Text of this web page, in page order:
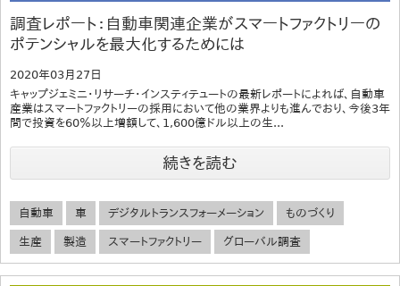
調査レポート：自動車関連企業がスマートファクトリーの
ポテンシャルを最大化するためには
2020年03月27日
キャップジェミニ・リサーチ・インスティテュートの最新レポートによれば、自動車
産業はスマートファクトリーの採用において他の業界よりも進んでおり、今後3年
間で投資を60％以上増額して、1,600億ドル以上の生...
続きを読む
自動車 車 デジタルトランスフォーメーション ものづくり
生産 製造 スマートファクトリー グローバル調査